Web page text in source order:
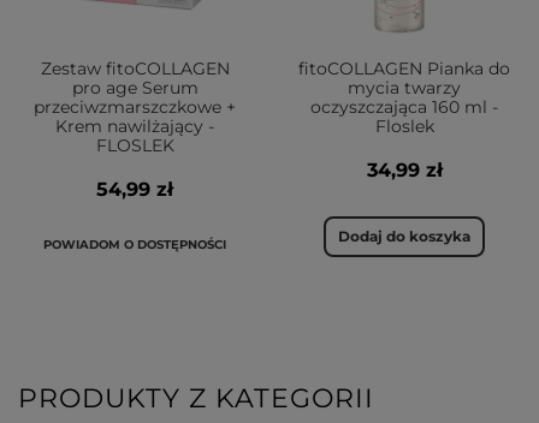
Zestaw fitoCOLLAGEN
pro age Serum
przeciwzmarszczkowe +
Krem nawilżający -
FLOSLEK
54,99 zł
POWIADOM O DOSTĘPNOŚCI
fitoCOLLAGEN Pianka do
mycia twarzy
oczyszczająca 160 ml -
Floslek
34,99 zł
Dodaj do koszyka
PRODUKTY Z KATEGORII